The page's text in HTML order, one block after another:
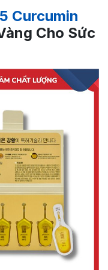
Curcumin
Cho Sức